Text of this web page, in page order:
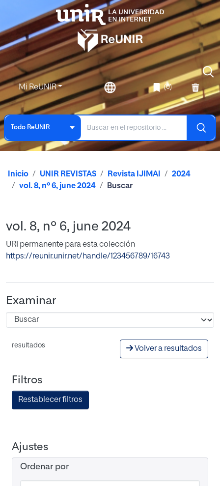
Mi ReUNIR (0)
Todo ReUNIR
Inicio UNIR REVISTAS Revista IJIMAI
2024
vol. 8, nº 6, june 2024
Buscar
vol. 8, nº 6, june 2024
URI permanente para esta colección
https://reunir.unir.net/handle/123456789/16743
Examinar
resultados Volver a resultados
Filtros
Restablecer filtros
Ajustes
Ordenar por